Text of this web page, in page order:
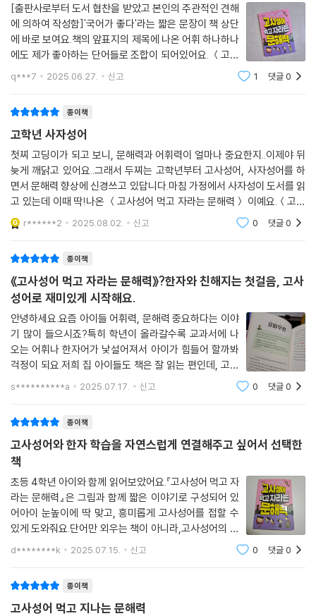
하지만 ‘구슬이 서 말이라도 꿰어야 보배’. 속담의 의미를 다시 한번 정리해
주면서 일상에서 어떻게 활용할 수 있는지 구체적인 예시를 보여 줘 실전
감각까지 키울 수 있다. 여기에 다양한 형태의 퀴즈를 통해 학습한 내용을
복습하고, 60개의 속담과 간략한 의미를 정리한 ‘속담 보따리’를 부록으로
[출판사로부터 도서 협찬을 받았고 본인의 주관적인 견해
에 의하여 작성함]'국어가 좋다'라는 짧은 문장이 책 상단
에 바로 보여요.책의 앞표지의 제목에 나온 어휘 하나하나
에도 제가 좋아하는 단어들로 조합이 되어있어요. ＜고사
성어 먹고 자라는 문해력＞을 아이에게 넌지시 건네
며 "우리 이거 읽고 나면 고사성어 먹어서 문해력 올라가
q***7 2025.06.27. 신고 1 댓글0
종이책
고학년 사자성어
첫찌 고딩이가 되고 보니, 문해력과 어휘력이 얼마나 중요한지..이제야 뒤
늦게 깨닭고 있어요..그래서 두찌는 고학년부터 고사성어, 사자성어를 하
면서 문해력 향상에 신경쓰고 있답니다.마침 가정에서 사자성이 도서를 읽
고 있는데 이때 딱!나온 ＜고사성어 먹고 자라는 문해력＞ 이예요.＜고사
성어 먹고 자라는 문해력＞은 고사성어 뜻과 이해를 돕는 짧은 이야기. 그
리고 그 속에 숨
r******2 2025.08.02. 신고 0 댓글0
종이책
《고사성어 먹고 자라는 문해력》?한자와 친해지는 첫걸음, 고사
성어로 재미있게 시작해요.
안녕하세요.요즘 아이들 어휘력, 문해력 중요하다는 이야
기 많이 들으시죠?특히 학년이 올라갈수록 교과서에 나
오는 어휘나 한자어가 낯설어져서 아이가 힘들어 할까봐
걱정이 되요.저희 집 아이들도 책은 잘 읽는 편인데, 고사
성어나 한자는 좀 부족하다는 생각이 들었어요.그래서 이
s**********a 2025.07.17. 신고 0 댓글0
종이책
고사성어와 한자 학습을 자연스럽게 연결해주고 싶어서 선택한
책
초등 4학년 아이와 함께 읽어보았어요.『고사성어 먹고 자
라는 문해력』은 그림과 함께 짧은 이야기로 구성되어 있
어아이 눈높이에 딱 맞고, 흥미롭게 고사성어를 접할 수
있게 도와줘요.단어만 외우는 책이 아니라,고사성어의 유
래 이야기 → 뜻 풀이 → 적용 문제까지 단계적으로 구성
d********k 2025.07.15. 신고 0 댓글0
종이책
고사성어 먹고 지나는 문해력